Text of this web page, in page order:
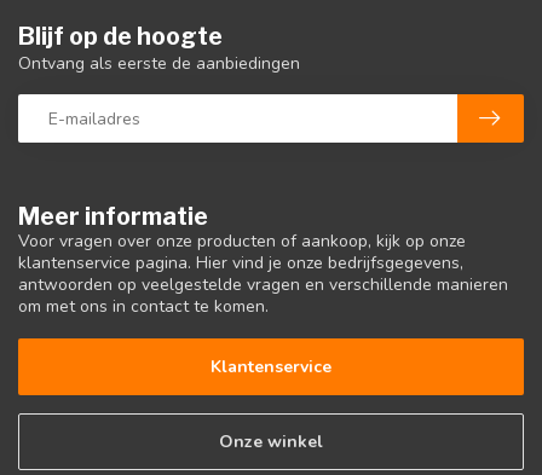
Meer informatie
Voor vragen over onze producten of aankoop, kijk op onze
klantenservice pagina. Hier vind je onze bedrijfsgegevens,
antwoorden op veelgestelde vragen en verschillende manieren
om met ons in contact te komen.
Klantenservice
Onze winkel
Blijf op de hoogte
Ontvang als eerste de aanbiedingen